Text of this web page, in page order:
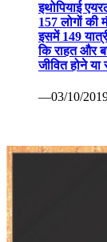
इथोपियाई
157 लोगों की
इसमें 149
कि राहत और
जीवित होने
—03/10/